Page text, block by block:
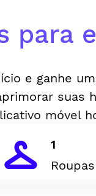
para
e ganhe
suas
móvel
1
Roupas